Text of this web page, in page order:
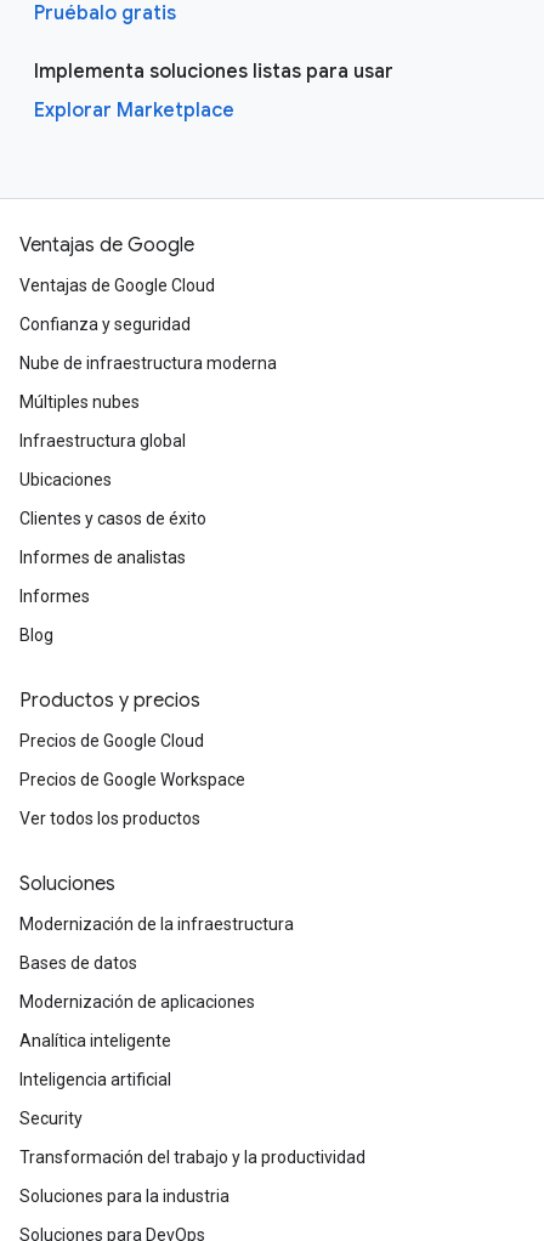
Pruébalo gratis
Implementa soluciones listas para usar
Explorar Marketplace
Ventajas de Google
Ventajas de Google Cloud
Confianza y seguridad
Nube de infraestructura moderna
Múltiples nubes
Infraestructura global
Ubicaciones
Clientes y casos de éxito
Informes de analistas
Informes
Blog
Productos y precios
Precios de Google Cloud
Precios de Google Workspace
Ver todos los productos
Soluciones
Modernización de la infraestructura
Bases de datos
Modernización de aplicaciones
Analítica inteligente
Inteligencia artificial
Security
Transformación del trabajo y la productividad
Soluciones para la industria
Soluciones para DevOps